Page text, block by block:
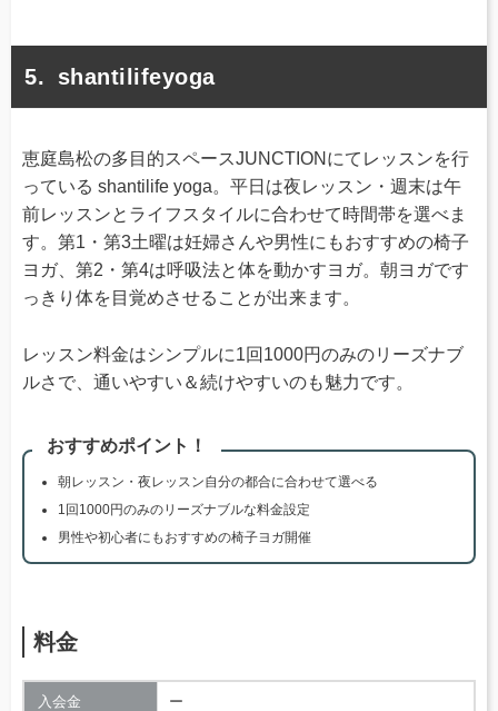
shantilifeyoga
恵庭島松の多目的スペースJUNCTIONにてレッスンを行
っている shantilife yoga。平日は夜レッスン・週末は午
前レッスンとライフスタイルに合わせて時間帯を選べま
す。第1・第3土曜は妊婦さんや男性にもおすすめの椅子
ヨガ、第2・第4は呼吸法と体を動かすヨガ。朝ヨガです
っきり体を目覚めさせることが出来ます。
レッスン料金はシンプルに1回1000円のみのリーズナブ
ルさで、通いやすい＆続けやすいのも魅力です。
おすすめポイント！
朝レッスン・夜レッスン自分の都合に合わせて選べる
1回1000円のみのリーズナブルな料金設定
男性や初心者にもおすすめの椅子ヨガ開催
料金
入会金 ー